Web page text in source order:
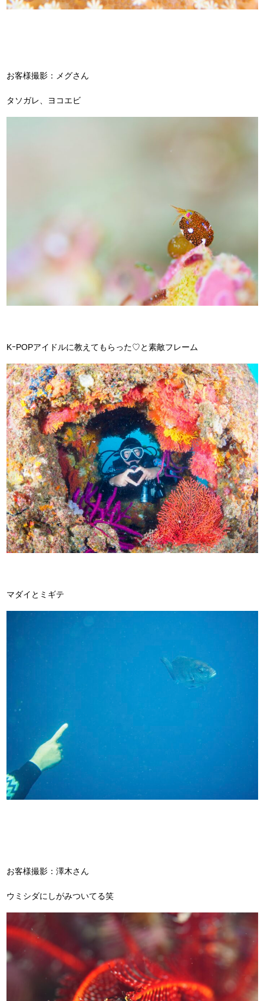
お客様撮影：メグさん
タソガレ、ヨコエビ
KｰPOPアイドルに教えてもらった♡と素敵フレーム
マダイとミギテ
お客様撮影：澤木さん
ウミシダにしがみついてる笑